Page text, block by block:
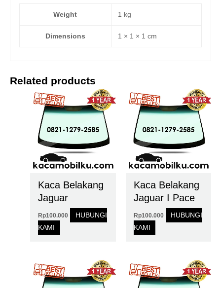
Weight 1 kg
Dimensions 1 × 1 × 1 cm
Related products
Kaca Belakang
Jaguar
Rp100.000
HUBUNGI
KAMI
Kaca Belakang
Jaguar I Pace
Rp100.000
HUBUNGI
KAMI